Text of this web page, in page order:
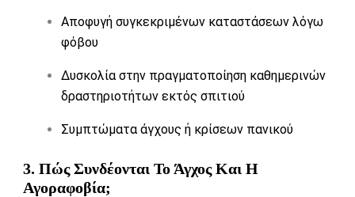
Αποφυγή συγκεκριμένων καταστάσεων λόγω
φόβου
Δυσκολία στην πραγματοποίηση καθημερινών
δραστηριοτήτων εκτός σπιτιού
Συμπτώματα άγχους ή κρίσεων πανικού
3. Πώς Συνδέονται Το Άγχος Και Η
Αγοραφοβία;